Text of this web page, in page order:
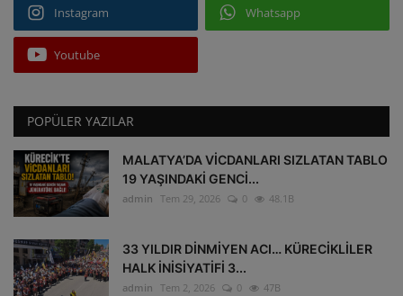
Instagram Whatsapp
Youtube
POPÜLER YAZILAR
MALATYA’DA VİCDANLARI SIZLATAN TABLO
19 YAŞINDAKİ GENCİ...
admin Tem 29, 2026 0 48.1B
33 YILDIR DİNMİYEN ACI… KÜRECİKLİLER
HALK İNİSİYATİFİ 3...
admin Tem 2, 2026 0 47B